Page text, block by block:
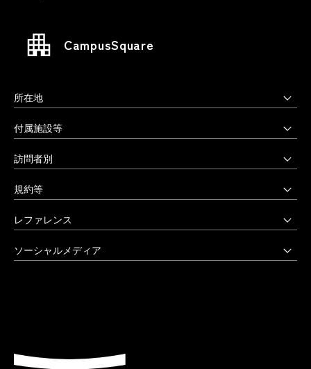
CampusSquare
所在地
上野毛キャンパス
〒158-8558 東京都世田谷区上野毛3-15-34
03-3702-1141（代）
八王子キャンパス
〒192-0394 東京都八王子市鑓水2-1723
付属施設等
多摩美術大学図書館
多摩美術大学美術館
アートテーク
アートアーカイヴセンター
生涯学習センター
訪問者別
受験生の方へ
受験上の配慮をご希望の方へ
在学生の方へ
卒業生の方へ
規約等
公益通報窓口
非常時の対応
激甚災害等の特別支援について
大学評価（認証評価）
レファレンス
創立90周年記念事業
卒業制作優秀作品集
ソーシャルメディア